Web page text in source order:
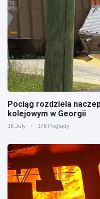
Pociąg rozdziela
kolejowym w Georgii
16 July 178 Poglądy